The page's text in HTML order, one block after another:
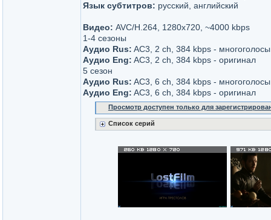
Язык субтитров: русский, английский
Видео: AVC/H.264, 1280x720, ~4000 kbps
1-4 сезоны
Аудио Rus: AC3, 2 ch, 384 kbps -
Аудио Eng: AC3, 2 ch, 384 kbps - оригинал
5 сезон
Аудио Rus: AC3, 6 ch, 384 kbps -
Аудио Eng: AC3, 6 ch, 384 kbps - оригинал
Просмотр доступен только для
Список серий